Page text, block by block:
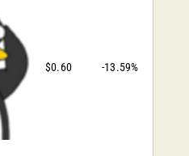
$0.60 -13.59%